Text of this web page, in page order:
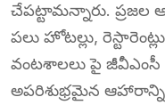
చేపట్టామన్నారు. ప్రజల
పలు హోటల్లు,
వంటశాలలు పై
అపరిశుభ్రమైన ఆహారాన్ని,